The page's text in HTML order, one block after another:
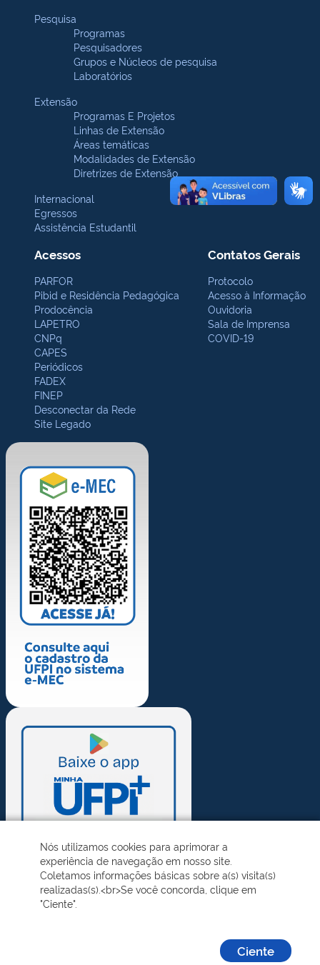
Pesquisa
Programas
Pesquisadores
Grupos e Núcleos de pesquisa
Laboratórios
Extensão
Programas E Projetos
Linhas de Extensão
Áreas temáticas
Modalidades de Extensão
Diretrizes de Extensão
Internacional
Egressos
Assistência Estudantil
Acessos
PARFOR
Pibid e Residência Pedagógica
Prodocência
LAPETRO
CNPq
CAPES
Periódicos
FADEX
FINEP
Desconectar da Rede
Site Legado
Contatos Gerais
Protocolo
Acesso à Informação
Ouvidoria
Sala de Imprensa
COVID-19
Nós utilizamos cookies para aprimorar a
experiência de navegação em nosso site.
Coletamos informações básicas sobre a(s) visita(s)
realizadas(s).<br>Se você concorda, clique em
"Ciente".
Ciente